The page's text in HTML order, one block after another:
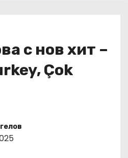
с нов хит –
Çok